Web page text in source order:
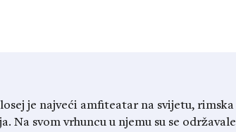
je najveći amfiteatar na svijetu, rimska
svom vrhuncu u njemu su se održavale